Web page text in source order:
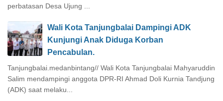
perbatasan Desa Ujung ...
Wali Kota Tanjungbalai Dampingi ADK
Kunjungi Anak Diduga Korban
Pencabulan.
Tanjungbalai.medanbintang// Wali Kota Tanjungbalai Mahyaruddin
Salim mendampingi anggota DPR-RI Ahmad Doli Kurnia Tandjung
(ADK) saat melaku...